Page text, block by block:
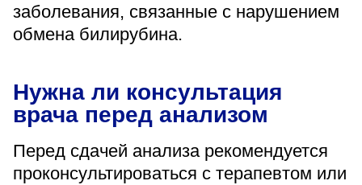
Версия для слабовидящих
заболевания, связанные с нарушением
обмена билирубина.
Нужна ли консультация
врача перед анализом
Перед сдачей анализа рекомендуется
проконсультироваться с терапевтом или